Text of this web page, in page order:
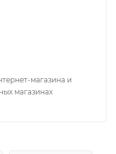
магазина и
магазинах